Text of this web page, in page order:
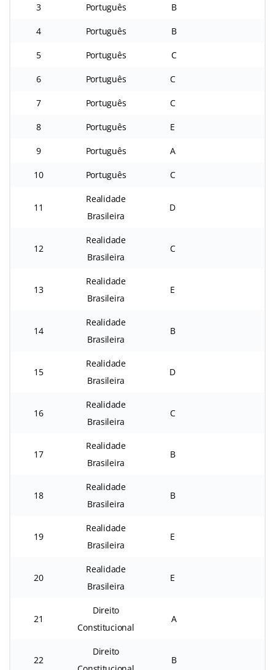
3 Português B
4 Português B
5 Português C
6 Português C
7 Português C
8 Português E
9 Português A
10 Português C
11
Realidade
Brasileira
D
12
Realidade
Brasileira
C
13
Realidade
Brasileira
E
14
Realidade
Brasileira
B
15
Realidade
Brasileira
D
16
Realidade
Brasileira
C
17
Realidade
Brasileira
B
18
Realidade
Brasileira
B
19
Realidade
Brasileira
E
20
Realidade
Brasileira
E
21
Direito
Constitucional
A
22
Direito
B